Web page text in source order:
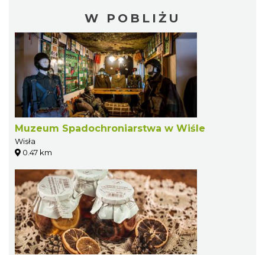
W POBLIŻU
Muzeum Spadochroniarstwa w Wiśle
Wisła
0.47 km